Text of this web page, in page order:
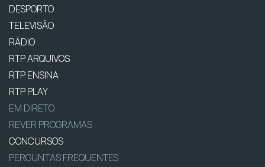
DESPORTO
TELEVISÃO
RÁDIO
RTP ARQUIVOS
RTP ENSINA
RTP PLAY
EM DIRETO
REVER PROGRAMAS
CONCURSOS
PERGUNTAS FREQUENTES